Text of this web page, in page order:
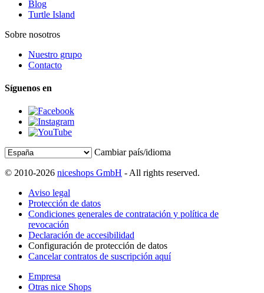
Blog
Turtle Island
Sobre nosotros
Nuestro grupo
Contacto
Síguenos en
Cambiar país/idioma
© 2010-2026 niceshops GmbH - All rights reserved.
Aviso legal
Protección de datos
Condiciones generales de contratación y política de
revocación
Declaración de accesibilidad
Configuración de protección de datos
Cancelar contratos de suscripción aquí
Empresa
Otras nice Shops